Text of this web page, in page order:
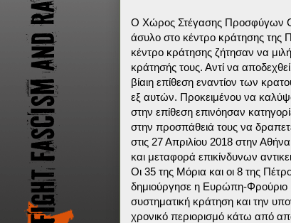
Ο Χώρος Στέγασης Προσφύγων
άσυλο στο κέντρο κράτησης της
κέντρο κράτησης ζήτησαν να
κράτησής τους. Αντί να
βίαιη επίθεση εναντίον των
εξ αυτών. Προκειμένου να
στην επίθεση επινόησαν
στην προσπάθειά τους να
στις 27 Απριλίου 2018 στην
και μεταφορά επικίνδυνων
Οι 35 της Μόρια και οι 8 της
δημιούργησε η Ευρώπη-Φρούριο
συστηματική κράτηση και την
χρονικό περιορισμό κάτω από